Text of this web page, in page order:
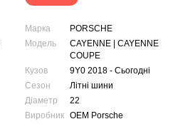
Марка
PORSCHE
Модель
CAYENNE | CAYENNE
COUPE
Кузов
9Y0 2018 - Сьогодні
Сезон
Літні шини
Діаметр
22
Виробник OEM Porsche